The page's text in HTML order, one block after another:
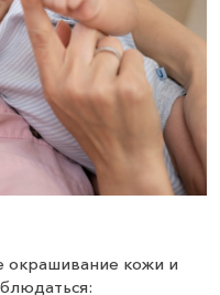
окрашивание кожи и